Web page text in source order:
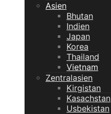
Asien
Bhutan
Indien
Japan
Korea
Thailand
Vietnam
Zentralasien
Kirgistan
Kasachstan
Usbekistan